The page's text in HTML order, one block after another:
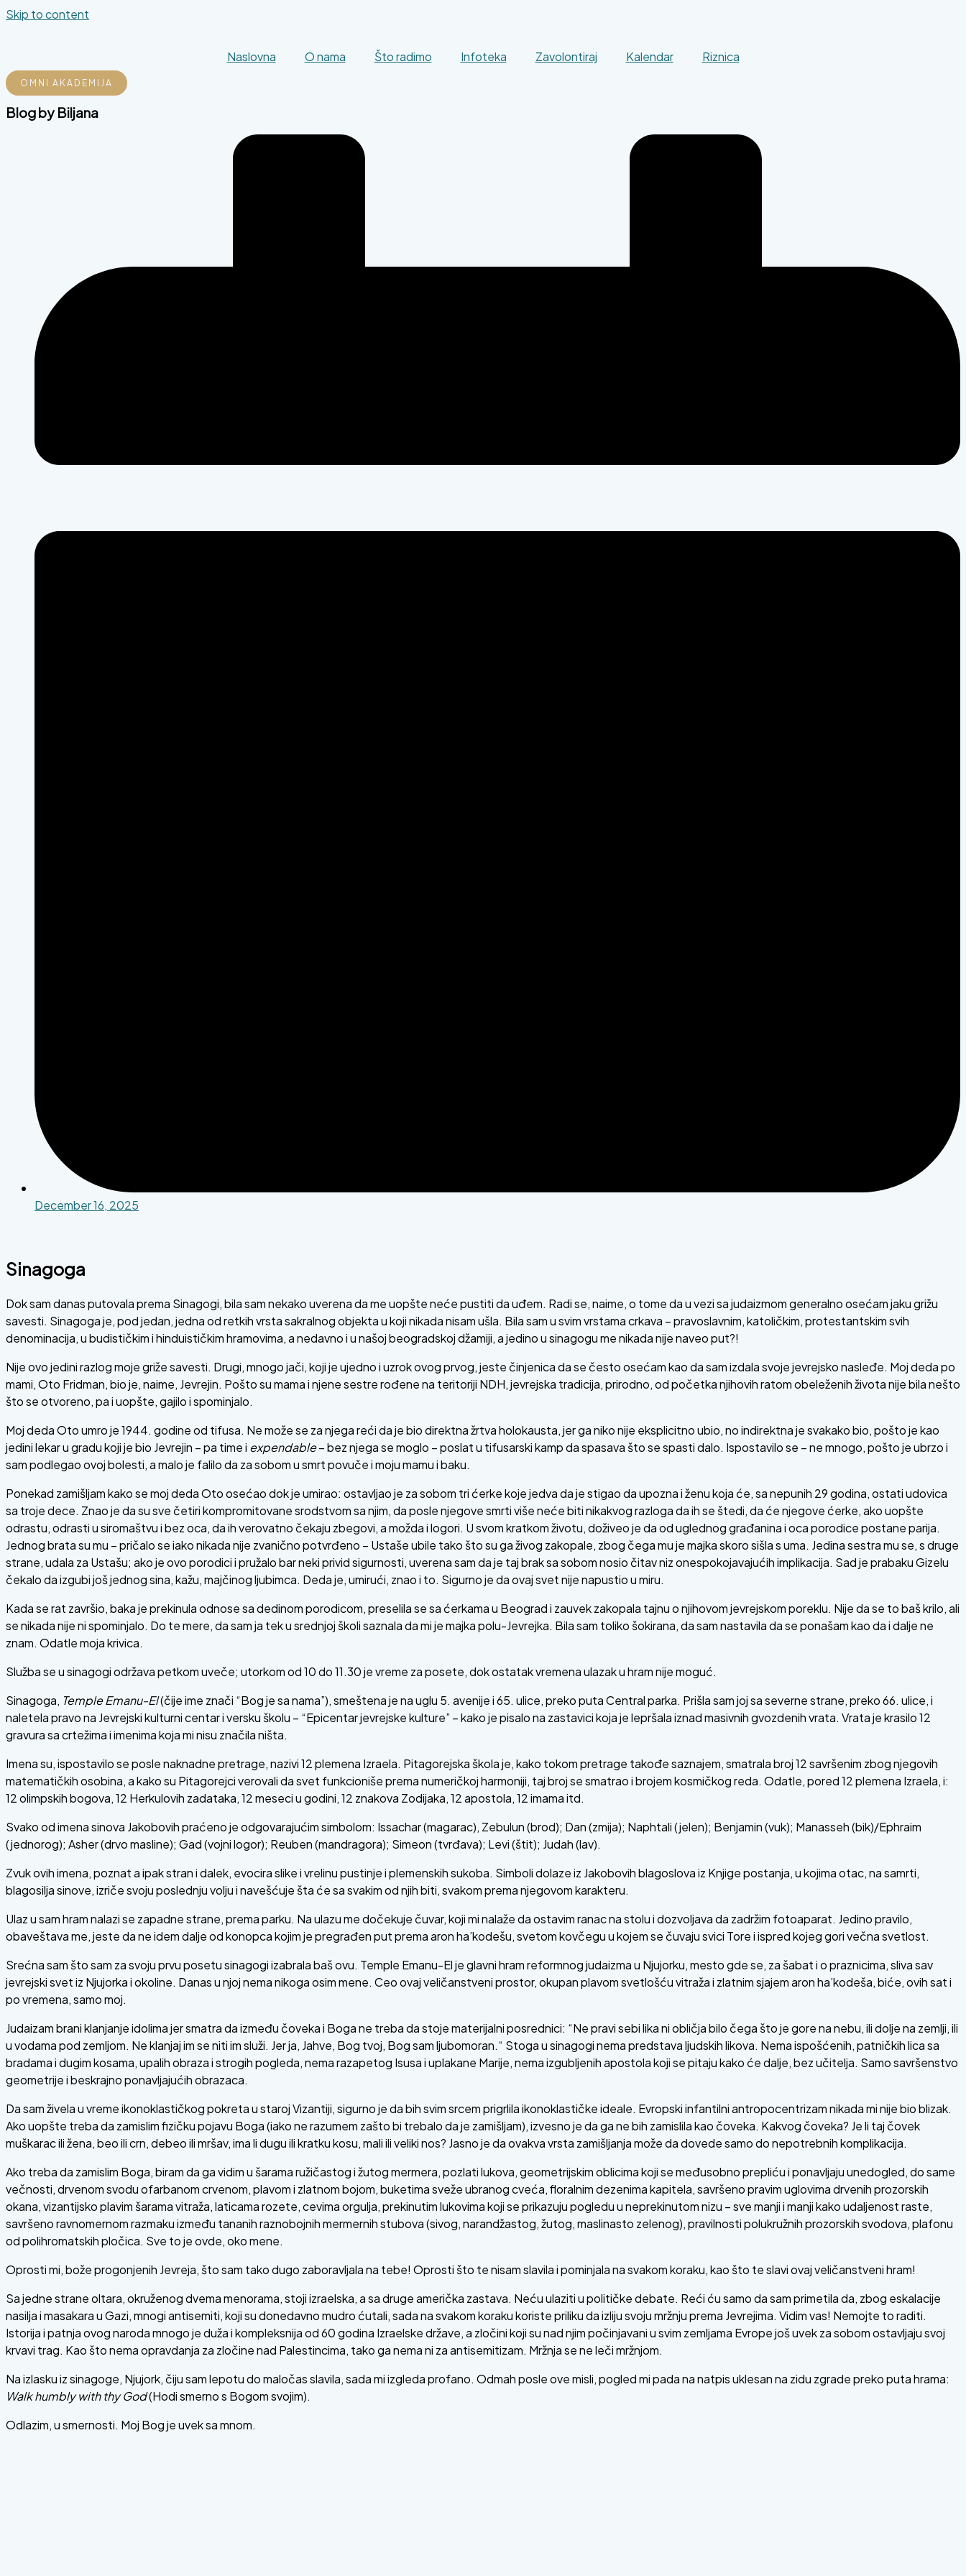
Skip to content
Naslovna O nama Što radimo Infoteka Zavolontiraj Kalendar Riznica
OMNI AKADEMIJA
Blog byBiljana
December 16, 2025
Sinagoga
Dok sam danas putovala prema Sinagogi, bila sam nekako uverena da me uopšte neće pustiti da uđem. Radi se, naime, o tome da u vezi sa judaizmom generalno osećam jaku grižu
savesti. Sinagoga je, pod jedan, jedna od retkih vrsta sakralnog objekta u koji nikada nisam ušla. Bila sam u svim vrstama crkava – pravoslavnim, katoličkim, protestantskim svih
denominacija, u budističkim i hinduističkim hramovima, a nedavno i u našoj beogradskoj džamiji, a jedino u sinagogu me nikada nije naveo put?!
Nije ovo jedini razlog moje griže savesti. Drugi, mnogo jači, koji je ujedno i uzrok ovog prvog, jeste činjenica da se često osećam kao da sam izdala svoje jevrejsko nasleđe. Moj deda po
mami, Oto Fridman, bio je, naime, Jevrejin. Pošto su mama i njene sestre rođene na teritoriji NDH, jevrejska tradicija, prirodno, od početka njihovih ratom obeleženih života nije bila nešto
što se otvoreno, pa i uopšte, gajilo i spominjalo.
Moj deda Oto umro je 1944. godine od tifusa. Ne može se za njega reći da je bio direktna žrtva holokausta, jer ga niko nije eksplicitno ubio, no indirektna je svakako bio, pošto je kao
jedini lekar u gradu koji je bio Jevrejin – pa time i expendable– bez njega se moglo – poslat u tifusarski kamp da spasava što se spasti dalo. Ispostavilo se – ne mnogo, pošto je ubrzo i
sam podlegao ovoj bolesti, a malo je falilo da za sobom u smrt povuče i moju mamu i baku.
Ponekad zamišljam kako se moj deda Oto osećao dok je umirao: ostavljao je za sobom tri ćerke koje jedva da je stigao da upozna i ženu koja će, sa nepunih 29 godina, ostati udovica
sa troje dece. Znao je da su sve četiri kompromitovane srodstvom sa njim, da posle njegove smrti više neće biti nikakvog razloga da ih se štedi, da će njegove ćerke, ako uopšte
odrastu, odrasti u siromaštvu i bez oca, da ih verovatno čekaju zbegovi, a možda i logori. U svom kratkom životu, doživeo je da od uglednog građanina i oca porodice postane parija.
Jednog brata su mu – pričalo se iako nikada nije zvanično potvrđeno – Ustaše ubile tako što su ga živog zakopale, zbog čega mu je majka skoro sišla s uma. Jedina sestra mu se, s druge
strane, udala za Ustašu; ako je ovo porodici i pružalo bar neki privid sigurnosti, uverena sam da je taj brak sa sobom nosio čitav niz onespokojavajućih implikacija. Sad je prabaku Gizelu
čekalo da izgubi još jednog sina, kažu, majčinog ljubimca. Deda je, umirući, znao i to. Sigurno je da ovaj svet nije napustio u miru.
Kada se rat završio, baka je prekinula odnose sa dedinom porodicom, preselila se sa ćerkama u Beograd i zauvek zakopala tajnu o njihovom jevrejskom poreklu. Nije da se to baš krilo, ali
se nikada nije ni spominjalo. Do te mere, da sam ja tek u srednjoj školi saznala da mi je majka polu-Jevrejka. Bila sam toliko šokirana, da sam nastavila da se ponašam kao da i dalje ne
znam. Odatle moja krivica.
Služba se u sinagogi održava petkom uveče; utorkom od 10 do 11.30 je vreme za posete, dok ostatak vremena ulazak u hram nije moguć.
Sinagoga, Temple Emanu-El(čije ime znači “Bog je sa nama”), smeštena je na uglu 5. avenije i 65. ulice, preko puta Central parka. Prišla sam joj sa severne strane, preko 66. ulice, i
naletela pravo na Jevrejski kulturni centar i versku školu – “Epicentar jevrejske kulture” – kako je pisalo na zastavici koja je lepršala iznad masivnih gvozdenih vrata. Vrata je krasilo 12
gravura sa crtežima i imenima koja mi nisu značila ništa.
Imena su, ispostavilo se posle naknadne pretrage, nazivi 12 plemena Izraela. Pitagorejska škola je, kako tokom pretrage takođe saznajem, smatrala broj 12 savršenim zbog njegovih
matematičkih osobina, a kako su Pitagorejci verovali da svet funkcioniše prema numeričkoj harmoniji, taj broj se smatrao i brojem kosmičkog reda. Odatle, pored 12 plemena Izraela, i:
12 olimpskih bogova, 12 Herkulovih zadataka, 12 meseci u godini, 12 znakova Zodijaka, 12 apostola, 12 imama itd.
Svako od imena sinova Jakobovih praćeno je odgovarajućim simbolom: Issachar (magarac), Zebulun (brod); Dan (zmija); Naphtali (jelen); Benjamin (vuk); Manasseh (bik)/Ephraim
(jednorog); Asher (drvo masline); Gad (vojni logor); Reuben (mandragora); Simeon (tvrđava); Levi (štit); Judah (lav).
Zvuk ovih imena, poznat a ipak stran i dalek, evocira slike i vrelinu pustinje i plemenskih sukoba. Simboli dolaze iz Jakobovih blagoslova iz Knjige postanja, u kojima otac, na samrti,
blagosilja sinove, izriče svoju poslednju volju i navešćuje šta će sa svakim od njih biti, svakom prema njegovom karakteru.
Ulaz u sam hram nalazi se zapadne strane, prema parku. Na ulazu me dočekuje čuvar, koji mi nalaže da ostavim ranac na stolu i dozvoljava da zadržim fotoaparat. Jedino pravilo,
obaveštava me, jeste da ne idem dalje od konopca kojim je pregrađen put prema aron ha’kodešu, svetom kovčegu u kojem se čuvaju svici Tore i ispred kojeg gori večna svetlost.
Srećna sam što sam za svoju prvu posetu sinagogi izabrala baš ovu. Temple Emanu-El je glavni hram reformnog judaizma u Njujorku, mesto gde se, za šabat i o praznicima, sliva sav
jevrejski svet iz Njujorka i okoline. Danas u njoj nema nikoga osim mene. Ceo ovaj veličanstveni prostor, okupan plavom svetlošću vitraža i zlatnim sjajem aron ha’kodeša, biće, ovih sat i
po vremena, samo moj.
Judaizam brani klanjanje idolima jer smatra da između čoveka i Boga ne treba da stoje materijalni posrednici: “Ne pravi sebi lika ni obličja bilo čega što je gore na nebu, ili dolje na zemlji, ili
u vodama pod zemljom. Ne klanjaj im se niti im služi. Jer ja, Jahve, Bog tvoj, Bog sam ljubomoran.“ Stoga u sinagogi nema predstava ljudskih likova. Nema ispošćenih, patničkih lica sa
bradama i dugim kosama, upalih obraza i strogih pogleda, nema razapetog Isusa i uplakane Marije, nema izgubljenih apostola koji se pitaju kako će dalje, bez učitelja. Samo savršenstvo
geometrije i beskrajno ponavljajućih obrazaca.
Da sam živela u vreme ikonoklastičkog pokreta u staroj Vizantiji, sigurno je da bih svim srcem prigrlila ikonoklastičke ideale. Evropski infantilni antropocentrizam nikada mi nije bio blizak.
Ako uopšte treba da zamislim fizičku pojavu Boga (iako ne razumem zašto bi trebalo da je zamišljam), izvesno je da ga ne bih zamislila kao čoveka. Kakvog čoveka? Je li taj čovek
muškarac ili žena, beo ili crn, debeo ili mršav, ima li dugu ili kratku kosu, mali ili veliki nos? Jasno je da ovakva vrsta zamišljanja može da dovede samo do nepotrebnih komplikacija.
Ako treba da zamislim Boga, biram da ga vidim u šarama ružičastog i žutog mermera, pozlati lukova, geometrijskim oblicima koji se međusobno prepliću i ponavljaju unedogled, do same
večnosti, drvenom svodu ofarbanom crvenom, plavom i zlatnom bojom, buketima sveže ubranog cveća, floralnim dezenima kapitela, savršeno pravim uglovima drvenih prozorskih
okana, vizantijsko plavim šarama vitraža, laticama rozete, cevima orgulja, prekinutim lukovima koji se prikazuju pogledu u neprekinutom nizu – sve manji i manji kako udaljenost raste,
savršeno ravnomernom razmaku između tananih raznobojnih mermernih stubova (sivog, narandžastog, žutog, maslinasto zelenog), pravilnosti polukružnih prozorskih svodova, plafonu
od polihromatskih pločica. Sve to je ovde, oko mene.
Oprosti mi, bože progonjenih Jevreja, što sam tako dugo zaboravljala na tebe! Oprosti što te nisam slavila i pominjala na svakom koraku, kao što te slavi ovaj veličanstveni hram!
Sa jedne strane oltara, okruženog dvema menorama, stoji izraelska, a sa druge američka zastava. Neću ulaziti u političke debate. Reći ću samo da sam primetila da, zbog eskalacije
nasilja i masakara u Gazi, mnogi antisemiti, koji su donedavno mudro ćutali, sada na svakom koraku koriste priliku da izliju svoju mržnju prema Jevrejima. Vidim vas! Nemojte to raditi.
Istorija i patnja ovog naroda mnogo je duža i kompleksnija od 60 godina Izraelske države, a zločini koji su nad njim počinjavani u svim zemljama Evrope još uvek za sobom ostavljaju svoj
krvavi trag. Kao što nema opravdanja za zločine nad Palestincima, tako ga nema ni za antisemitizam. Mržnja se ne leči mržnjom.
Na izlasku iz sinagoge, Njujork, čiju sam lepotu do maločas slavila, sada mi izgleda profano. Odmah posle ove misli, pogled mi pada na natpis uklesan na zidu zgrade preko puta hrama:
Walk humbly with thy God(Hodi smerno s Bogom svojim).
Odlazim, u smernosti. Moj Bog je uvek sa mnom.